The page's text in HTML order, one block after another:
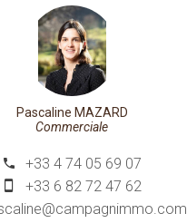
Pascaline MAZARD
Commerciale
+33 4 74 05 69 07
+33 6 82 72 47 62